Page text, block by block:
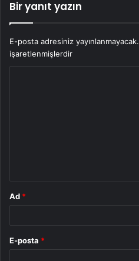
Bir yanıt yazın
E-posta adresiniz yayınlanmayacak.
işaretlenmişlerdir
Ad *
E-posta *